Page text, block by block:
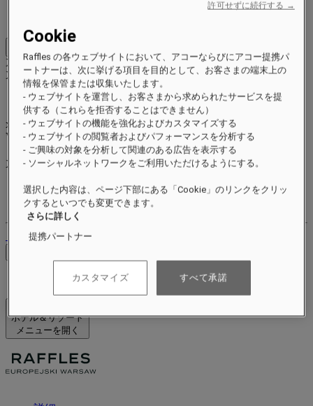
Xxxx Xxxxxxxxx
XXXXXX X XXXXXXXX X
xxxxxxxx
Valid untilxx/xx/xxxx
リワードポイント
XXXpts
ロイヤルティアカウント
ご予約
ログアウト
ホテル＆リゾート
メニューを開く
Cookie
Raffles の各ウェブサイトにおいて、アコーならびにアコー提携パ
ートナーは、次に挙げる項目を目的として、お客さまの端末上の
情報を保管または収集いたします。
- ウェブサイトを運営し、お客さまから求められたサービスを提
供する（これらを拒否することはできません）
- ウェブサイトの機能を強化およびカスタマイズする
- ウェブサイトの閲覧者およびパフォーマンスを分析する
- ご興味の対象を分析して関連のある広告を表示する
- ソーシャルネットワークをご利用いただけるようにする。
選択した内容は、ページ下部にある「Cookie」のリンクをクリッ
クするといつでも変更できます。
さらに詳しく
提携パートナー
カスタマイズ すべて承諾
許可せずに続行する →